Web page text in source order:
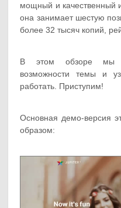
мощный и качественный
она занимает шестую
более 32 тысяч копий,
В этом обзоре мы
возможности темы и
работать. Приступим!
Основная демо-версия
образом: